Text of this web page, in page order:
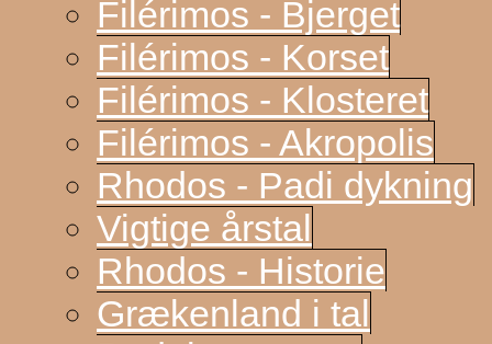
Filérimos - Bjerget
Filérimos - Korset
Filérimos - Klosteret
Filérimos - Akropolis
Rhodos - Padi dykning
Vigtige årstal
Rhodos - Historie
Grækenland i tal